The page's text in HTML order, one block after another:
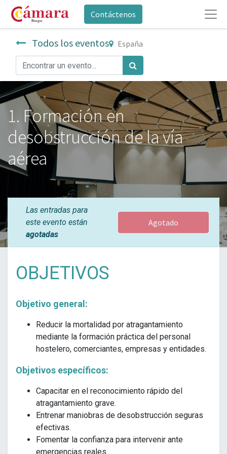
Contáctenos
Todos los eventos España
1. Formación en
desobstrucción de la vía
aérea
Las entradas para
este evento están
agotadas
Agotado
OBJETIVOS
Objetivo general:
Reducir la mortalidad por atragantamiento
mediante la formación práctica del personal
hostelero, comerciantes, empresas y entidades.
Objetivos específicos:
Capacitar en el reconocimiento rápido del
atragantamiento grave.
Entrenar maniobras de desobstrucción seguras
efectivas.
Fomentar la confianza para intervenir ante
emergencias reales.